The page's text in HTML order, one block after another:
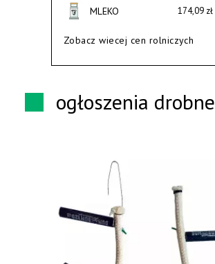
MLEKO 174,09 zł
Zobacz wiecej cen rolniczych
ogłoszenia drobne